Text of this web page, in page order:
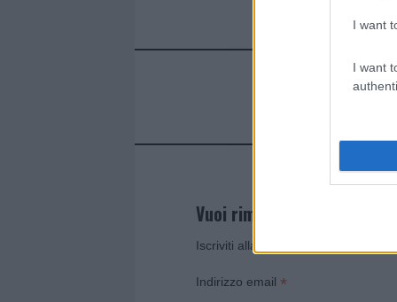
I want
I want
Vuoi rimanere sempre
Iscriviti alla newsletter di Gallura
Indirizzo email *